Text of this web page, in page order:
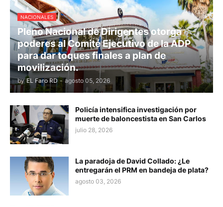
NACIONALES
Pleno Nacional de Dirigentes otorga
poderes al Comité Ejecutivo de la ADP
para dar toques finales a plan de
movilización.
by EL Faro RD - agosto 05, 2026
Policía intensifica investigación por
muerte de baloncestista en San Carlos
julio 28, 2026
La paradoja de David Collado: ¿Le
entregarán el PRM en bandeja de plata?
agosto 03, 2026